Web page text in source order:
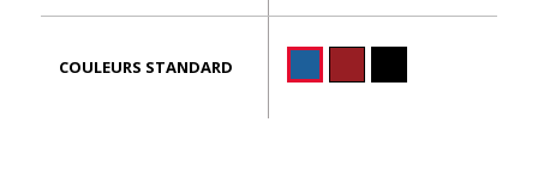
COULEURS STANDARD